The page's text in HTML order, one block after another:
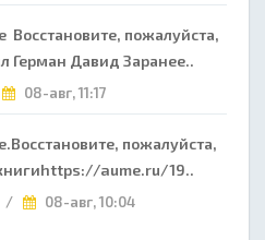
Восстановите, пожалуйста,
Герман Давид Заранее..
08-авг, 11:17
пожалуйста,
aume.ru/19..
/ 08-авг, 10:04